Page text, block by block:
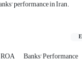
performance in Iran.
ROA Banks' Performance